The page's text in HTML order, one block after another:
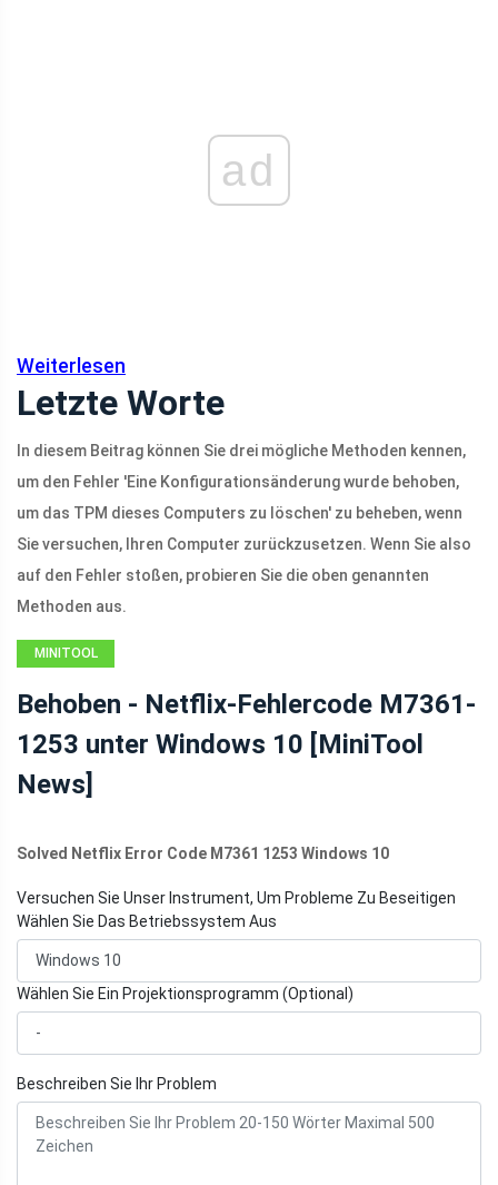
ad
Weiterlesen
Letzte Worte
In diesem Beitrag können Sie drei mögliche Methoden kennen,
um den Fehler 'Eine Konfigurationsänderung wurde behoben,
um das TPM dieses Computers zu löschen' zu beheben, wenn
Sie versuchen, Ihren Computer zurückzusetzen. Wenn Sie also
auf den Fehler stoßen, probieren Sie die oben genannten
Methoden aus.
MINITOOL
Behoben - Netflix-Fehlercode M7361-
1253 unter Windows 10 [MiniTool
News]
Solved Netflix Error Code M7361 1253 Windows 10
Versuchen Sie Unser Instrument, Um Probleme Zu Beseitigen
Wählen Sie Das Betriebssystem Aus
Wählen Sie Ein Projektionsprogramm (Optional)
Beschreiben Sie Ihr Problem